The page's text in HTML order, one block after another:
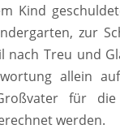
Kind
zur
Treu und
allein
für
werden.